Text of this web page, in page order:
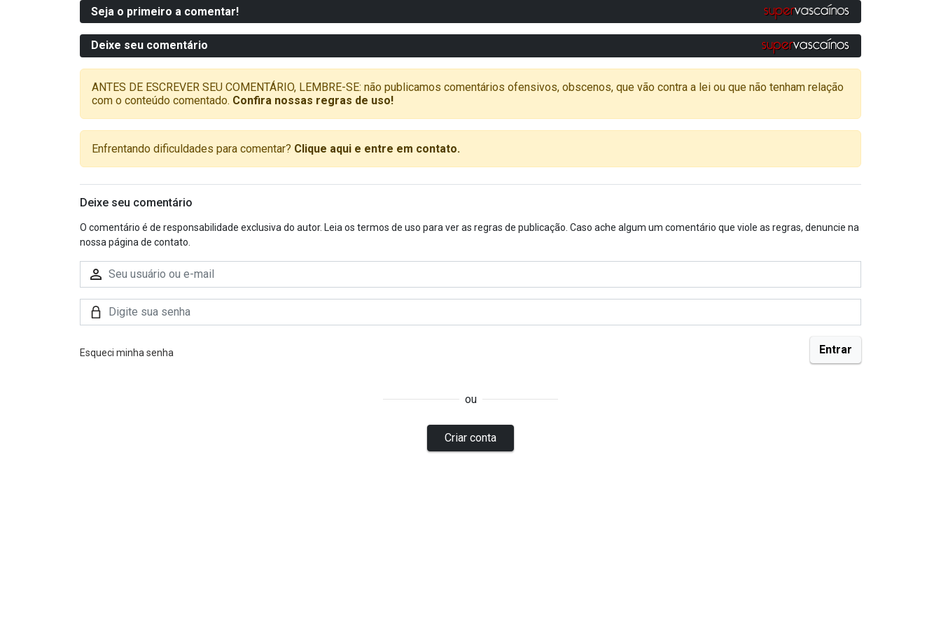
Seja o primeiro a comentar!
Deixe seu comentário
ANTES DE ESCREVER SEU COMENTÁRIO, LEMBRE-SE: não publicamos comentários ofensivos, obscenos, que vão contra a lei ou que não tenham relação
com o conteúdo comentado. Confira nossas regras de uso!
Enfrentando dificuldades para comentar? Clique aqui e entre em contato.
Deixe seu comentário
O comentário é de responsabilidade exclusiva do autor. Leia os termos de uso para ver as regras de publicação. Caso ache algum um comentário que viole as regras, denuncie na
nossa página de contato.
Esqueci minha senha
ou
Criar conta